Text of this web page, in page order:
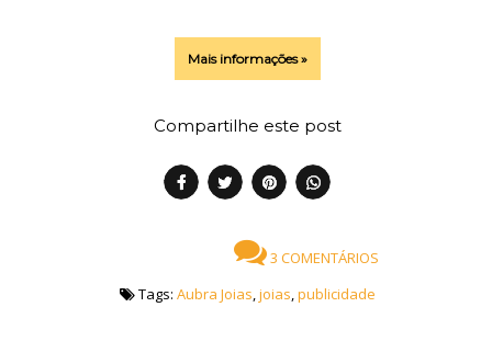
Mais informações »
Compartilhe este post
3 COMENTÁRIOS
Tags: Aubra Joias,joias,publicidade